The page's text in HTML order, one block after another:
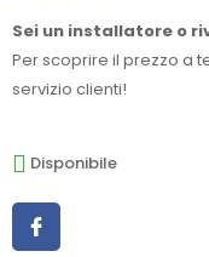
Sei un installatore o
Per scoprire il prezzo a
servizio clienti!
Disponibile